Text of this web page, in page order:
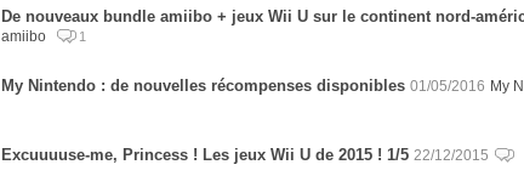
De nouveaux bundle amiibo + jeux Wii U sur le continent nord-
amiibo
1
My Nintendo : de nouvelles récompenses disponibles 01/05/2016 My
Excuuuuse-me, Princess ! Les jeux Wii U de 2015 ! 1/5 22/12/2015